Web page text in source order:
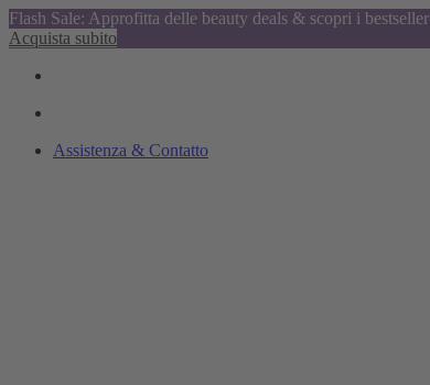
Flash Sale: Approfitta delle beauty deals & scopri i bestseller
Acquista subito
Assistenza & Contatto